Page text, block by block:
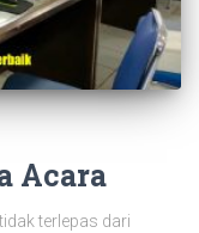
Acara
terlepas dari